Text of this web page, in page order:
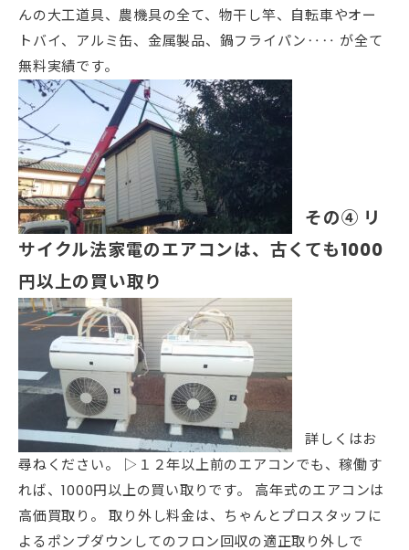
んの大工道具、農機具の全て、物干し竿、自転車やオー
トバイ、アルミ缶、金属製品、鍋フライパン‥‥ が全て
無料実績です。
その④ リ
サイクル法家電のエアコンは、古くても1000
円以上の買い取り
詳しくはお
尋ねください。 ▷１２年以上前のエアコンでも、稼働す
れば、1000円以上の買い取りです。 高年式のエアコンは
高価買取り。 取り外し料金は、ちゃんとプロスタッフに
よるポンプダウンしてのフロン回収の適正取り外しで